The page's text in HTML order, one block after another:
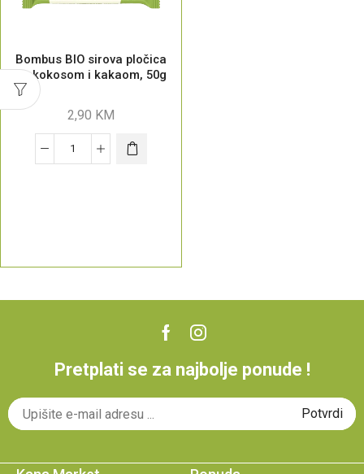
Bombus BIO sirova pločica
sa kokosom i kakaom, 50g
2,90 KM
Pretplati se za najbolje ponude !